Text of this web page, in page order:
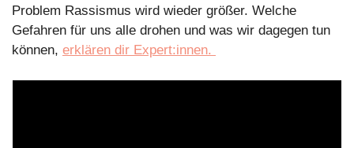
Problem Rassismus wird wieder größer. Welche
Gefahren für uns alle drohen und was wir dagegen tun
können, erklären dir Expert:innen.